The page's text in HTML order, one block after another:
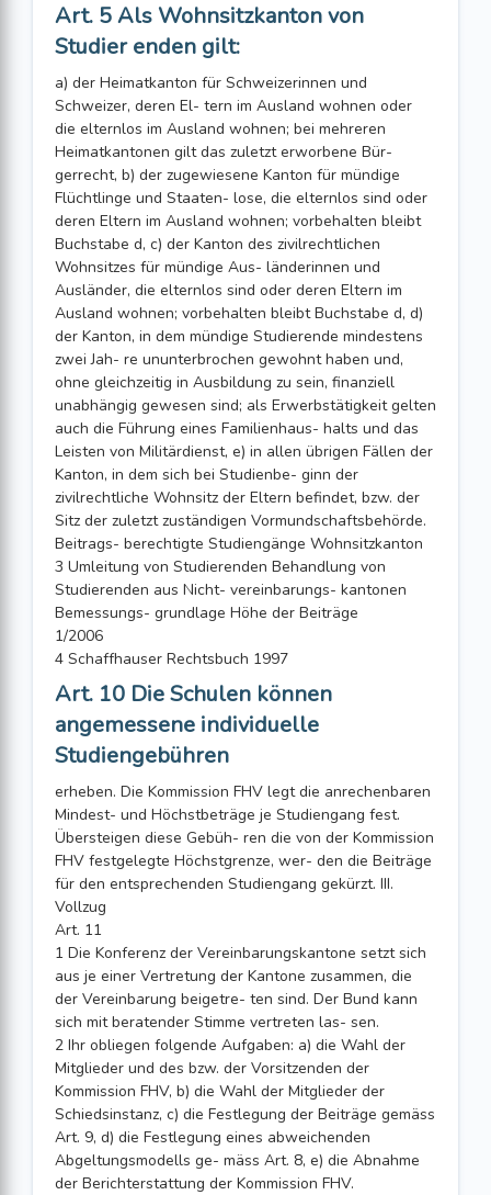
Art. 5 Als Wohnsitzkanton von
Studier enden gilt:
a) der Heimatkanton für Schweizerinnen und
Schweizer, deren El- tern im Ausland wohnen oder
die elternlos im Ausland wohnen; bei mehreren
Heimatkantonen gilt das zuletzt erworbene Bür-
gerrecht, b) der zugewiesene Kanton für mündige
Flüchtlinge und Staaten- lose, die elternlos sind oder
deren Eltern im Ausland wohnen; vorbehalten bleibt
Buchstabe d, c) der Kanton des zivilrechtlichen
Wohnsitzes für mündige Aus- länderinnen und
Ausländer, die elternlos sind oder deren Eltern im
Ausland wohnen; vorbehalten bleibt Buchstabe d, d)
der Kanton, in dem mündige Studierende mindestens
zwei Jah- re ununterbrochen gewohnt haben und,
ohne gleichzeitig in Ausbildung zu sein, finanziell
unabhängig gewesen sind; als Erwerbstätigkeit gelten
auch die Führung eines Familienhaus- halts und das
Leisten von Militärdienst, e) in allen übrigen Fällen der
Kanton, in dem sich bei Studienbe- ginn der
zivilrechtliche Wohnsitz der Eltern befindet, bzw. der
Sitz der zuletzt zuständigen Vormundschaftsbehörde.
Beitrags- berechtigte Studiengänge Wohnsitzkanton
3 Umleitung von Studierenden Behandlung von
Studierenden aus Nicht- vereinbarungs- kantonen
Bemessungs- grundlage Höhe der Beiträge
1/2006
4 Schaffhauser Rechtsbuch 1997
Art. 10 Die Schulen können
angemessene individuelle
Studiengebühren
erheben. Die Kommission FHV legt die anrechenbaren
Mindest- und Höchstbeträge je Studiengang fest.
Übersteigen diese Gebüh- ren die von der Kommission
FHV festgelegte Höchstgrenze, wer- den die Beiträge
für den entsprechenden Studiengang gekürzt. III.
Vollzug
Art. 11
1 Die Konferenz der Vereinbarungskantone setzt sich
aus je einer Vertretung der Kantone zusammen, die
der Vereinbarung beigetre- ten sind. Der Bund kann
sich mit beratender Stimme vertreten las- sen.
2 Ihr obliegen folgende Aufgaben: a) die Wahl der
Mitglieder und des bzw. der Vorsitzenden der
Kommission FHV, b) die Wahl der Mitglieder der
Schiedsinstanz, c) die Festlegung der Beiträge gemäss
Art. 9, d) die Festlegung eines abweichenden
Abgeltungsmodells ge- mäss Art. 8, e) die Abnahme
der Berichterstattung der Kommission FHV.